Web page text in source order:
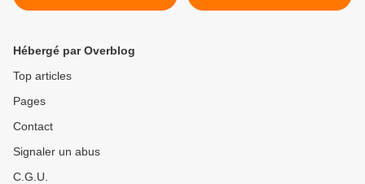
l'alimentation avec les
farmers, no Food » (pas
Hébergé par Overblog
Top articles
Pages
Contact
Signaler un abus
C.G.U.